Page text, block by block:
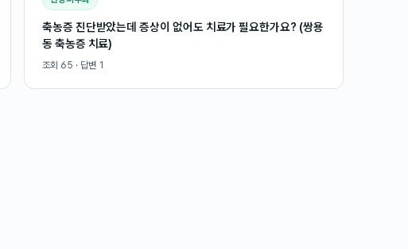
축농증 진단받았는데 증상이 없어도 치료가 필요한가요? (쌍용
동 축농증 치료)
조회 65 · 답변 1